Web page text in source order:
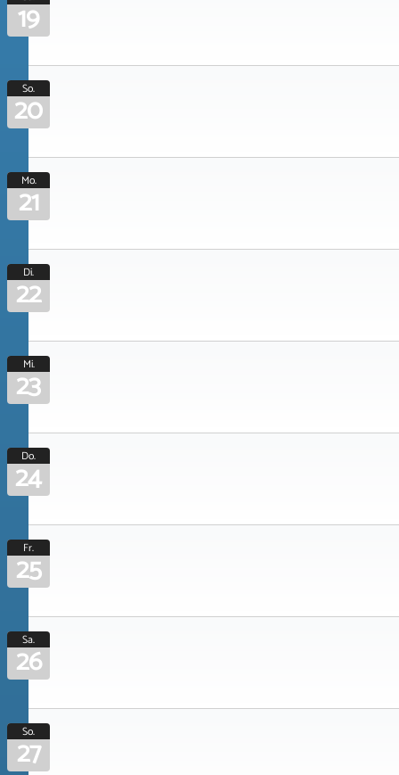
19
So.
20
Mo.
21
Di.
22
Mi.
23
Do.
24
Fr.
25
Sa.
26
So.
27